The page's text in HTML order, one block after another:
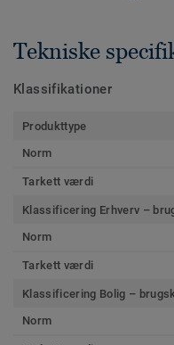
Tekniske
Klassifikationer
Produkttype
Norm
Tarkett værdi
Klassificering Erhverv –
Norm
Tarkett værdi
Klassificering Bolig –
Norm